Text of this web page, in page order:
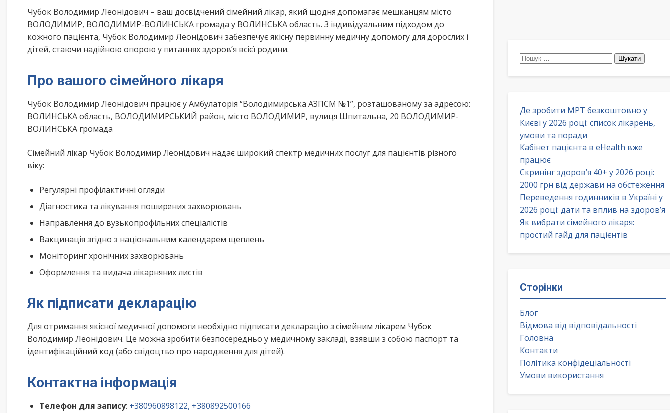
Чубок Володимир Леонідович – ваш досвідчений сімейний лікар, який щодня допомагає мешканцям місто
ВОЛОДИМИР, ВОЛОДИМИР-ВОЛИНСЬКА громада у ВОЛИНСЬКА область. З індивідуальним підходом до
кожного пацієнта, Чубок Володимир Леонідович забезпечує якісну первинну медичну допомогу для дорослих і
дітей, стаючи надійною опорою у питаннях здоров’я всієї родини.
Про вашого сімейного лікаря
Чубок Володимир Леонідович працює у Амбулаторія “Володимирська АЗПСМ №1”, розташованому за адресою:
ВОЛИНСЬКА область, ВОЛОДИМИРСЬКИЙ район, місто ВОЛОДИМИР, вулиця Шпитальна, 20 ВОЛОДИМИР-
ВОЛИНСЬКА громада
Сімейний лікар Чубок Володимир Леонідович надає широкий спектр медичних послуг для пацієнтів різного
віку:
Регулярні профілактичні огляди
Діагностика та лікування поширених захворювань
Направлення до вузькопрофільних спеціалістів
Вакцинація згідно з національним календарем щеплень
Моніторинг хронічних захворювань
Оформлення та видача лікарняних листів
Як підписати декларацію
Для отримання якісної медичної допомоги необхідно підписати декларацію з сімейним лікарем Чубок
Володимир Леонідович. Це можна зробити безпосередньо у медичному закладі, взявши з собою паспорт та
ідентифікаційний код (або свідоцтво про народження для дітей).
Контактна інформація
Телефон для запису: +380960898122, +380892500166
Пошук:
Де зробити МРТ безкоштовно у
Києві у 2026 році: список лікарень,
умови та поради
Кабінет пацієнта в eHealth вже
працює
Скринінг здоров’я 40+ у 2026 році:
2000 грн від держави на обстеження
Переведення годинників в Україні у
2026 році: дати та вплив на здоров’я
Як вибрати сімейного лікаря:
простий гайд для пацієнтів
Сторінки
Блог
Відмова від відповідальності
Головна
Контакти
Політика конфідеціальності
Умови використання